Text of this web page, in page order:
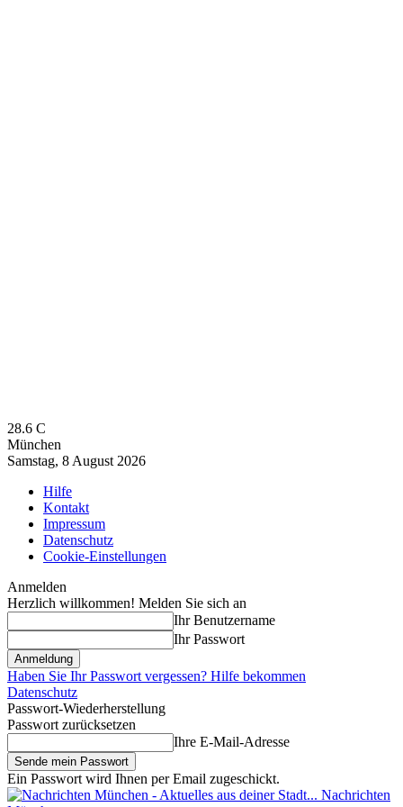
28.6 C
München
Samstag, 8 August 2026
Hilfe
Kontakt
Impressum
Datenschutz
Cookie-Einstellungen
Anmelden
Herzlich willkommen! Melden Sie sich an
Ihr Benutzername
Ihr Passwort
Haben Sie Ihr Passwort vergessen? Hilfe bekommen
Datenschutz
Passwort-Wiederherstellung
Passwort zurücksetzen
Ihre E-Mail-Adresse
Ein Passwort wird Ihnen per Email zugeschickt.
Nachrichten